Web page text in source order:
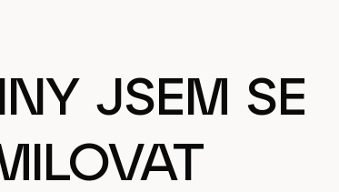
JSEM SE